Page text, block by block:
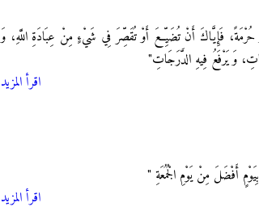
فَإِيَّاكَ أَنْ تُضَيِّعَ أَوْ تُقَصِّرَ فِي شَيْ‏ءٍ مِنْ عِبَادَةِ اللَّهِ، وَ
وَ يَرْفَعُ فِيهِ الدَّرَجَاتِ"
اقرأ المزيد
أَفْضَلَ مِنْ يَوْمِ الْجُمُعَةِ "
اقرأ المزيد